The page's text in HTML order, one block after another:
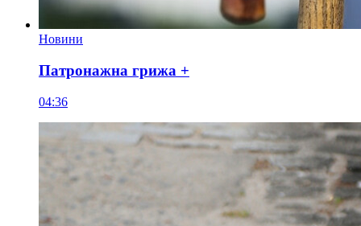
Новини
Патронажна грижа +
04:36